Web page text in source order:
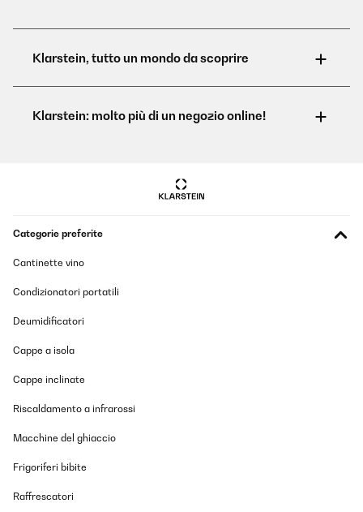
Categorie preferite
Cantinette vino
Condizionatori portatili
Deumidificatori
Cappe a isola
Cappe inclinate
Riscaldamento a infrarossi
Macchine del ghiaccio
Frigoriferi bibite
Raffrescatori